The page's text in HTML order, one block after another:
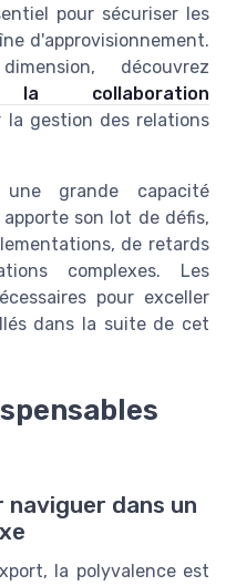
pour sécuriser les
d'approvisionnement.
découvrez
collaboration
la gestion des relations
grande capacité
son lot de défis,
de retards
complexes. Les
pour exceller
dans la suite de cet
dans un
la polyvalence est